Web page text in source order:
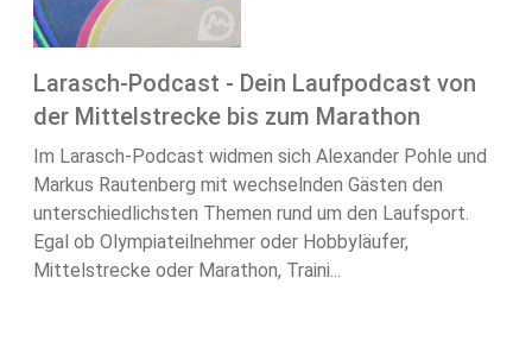
Larasch-Podcast - Dein Laufpodcast von
der Mittelstrecke bis zum Marathon
Im Larasch-Podcast widmen sich Alexander Pohle und
Markus Rautenberg mit wechselnden Gästen den
unterschiedlichsten Themen rund um den Laufsport.
Egal ob Olympiateilnehmer oder Hobbyläufer,
Mittelstrecke oder Marathon, Traini...